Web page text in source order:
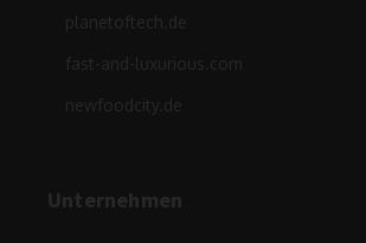
planetoftech.de
fast-and-luxurious.com
newfoodcity.de
Unternehmen